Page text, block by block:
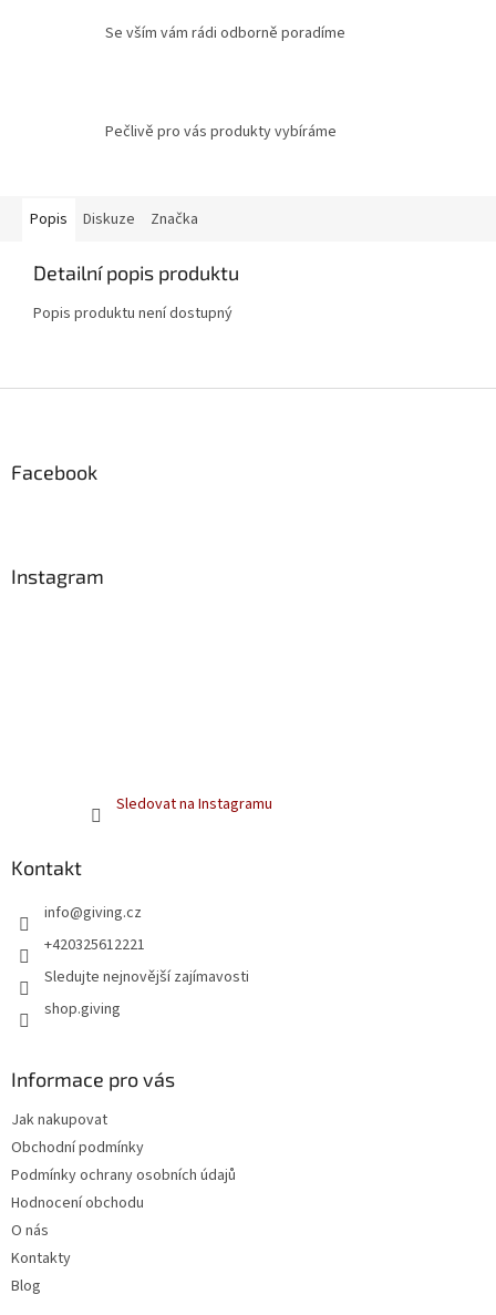
Se vším vám rádi odborně poradíme
Pečlivě pro vás produkty vybíráme
Popis Diskuze Značka
Detailní popis produktu
Popis produktu není dostupný
Facebook
Instagram
Sledovat na Instagramu
Kontakt
info@giving.cz
+420325612221
Sledujte nejnovější zajímavosti
shop.giving
Informace pro vás
Jak nakupovat
Obchodní podmínky
Podmínky ochrany osobních údajů
Hodnocení obchodu
O nás
Kontakty
Blog